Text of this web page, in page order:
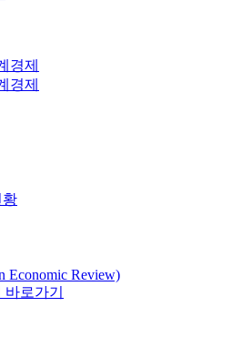
경제
경제
황
Economic Review)
로가기